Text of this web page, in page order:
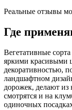
Реальные отзывы
Где
Вегетативные
яркими красивыми
декоративностью,
ландшафтном
дорожек, делают
смотрятся и на
одиночных